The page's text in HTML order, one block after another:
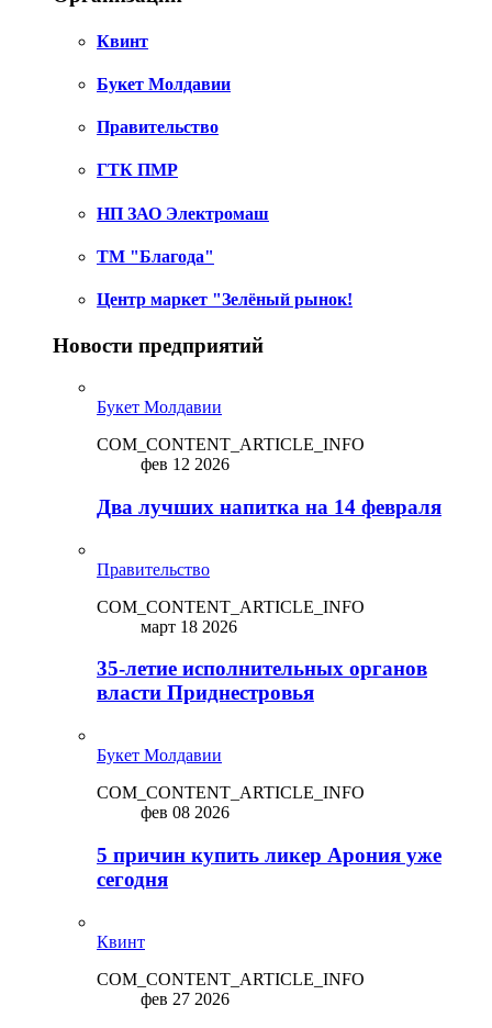
Квинт
Букет Молдавии
Правительство
ГТК ПМР
НП ЗАО Электромаш
ТМ "Благода"
Центр маркет "Зелёный рынок!
Новости предприятий
Букет Молдавии
COM_CONTENT_ARTICLE_INFO
фев 12 2026
Два лучших напитка на 14 февраля
Правительство
COM_CONTENT_ARTICLE_INFO
март 18 2026
35-летие исполнительных органов
власти Приднестровья
Букет Молдавии
COM_CONTENT_ARTICLE_INFO
фев 08 2026
5 причин купить ликep Арония уже
сегодня
Квинт
COM_CONTENT_ARTICLE_INFO
фев 27 2026